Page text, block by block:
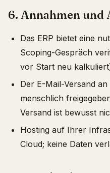
6. Annahmen und
Das ERP bietet eine
Scoping-Gespräch
vor Start neu
Der E-Mail-Versand
menschlich
Versand ist bewusst
Hosting auf Ihrer
Cloud; keine Daten